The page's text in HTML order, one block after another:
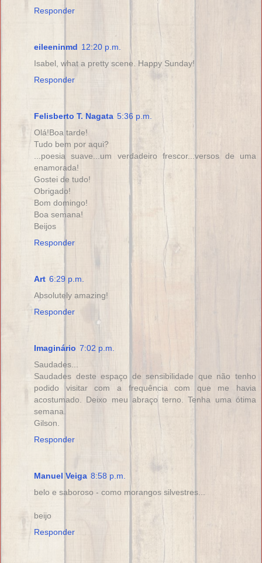
Responder
eileeninmd 12:20 p.m.
Isabel, what a pretty scene. Happy Sunday!
Responder
Felisberto T. Nagata 5:36 p.m.
Olá!Boa tarde!
Tudo bem por aqui?
...poesia suave...um verdadeiro frescor...versos de uma
enamorada!
Gostei de tudo!
Obrigado!
Bom domingo!
Boa semana!
Beijos
Responder
Art 6:29 p.m.
Absolutely amazing!
Responder
Imaginário 7:02 p.m.
Saudades...
Saudades deste espaço de sensibilidade que não tenho
podido visitar com a frequência com que me havia
acostumado. Deixo meu abraço terno. Tenha uma ótima
semana.
Gilson.
Responder
Manuel Veiga 8:58 p.m.
belo e saboroso - como morangos silvestres...
beijo
Responder